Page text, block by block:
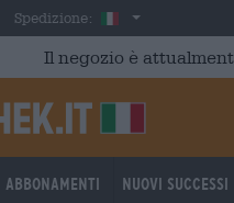
Spedizione: Italia
Il negozio è
Abbonamenti Nuovi successi